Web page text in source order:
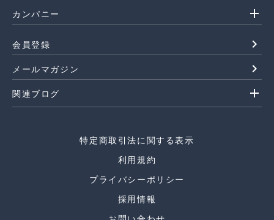
カンパニー add
会員登録 navigate_next
メールマガジン navigate_next
関連ブログ add
特定商取引法に関する表示
利用規約
プライバシーポリシー
採用情報